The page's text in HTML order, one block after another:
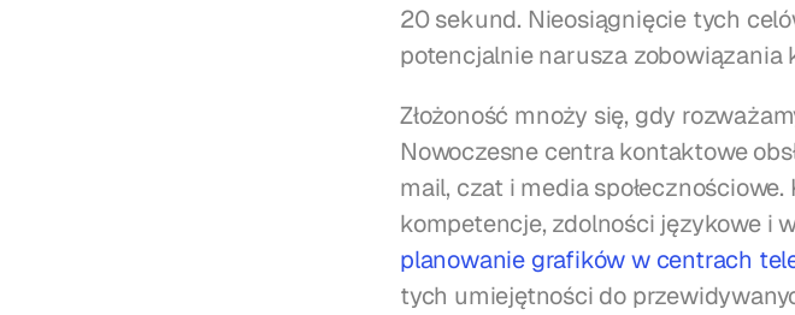
20 sekund. Nieosiągnięcie tych
potencjalnie narusza zobowiązania
Złożoność mnoży się, gdy
Nowoczesne centra kontaktowe
mail, czat i media
kompetencje, zdolności językowe i
planowanie grafików w centrach
tych umiejętności do